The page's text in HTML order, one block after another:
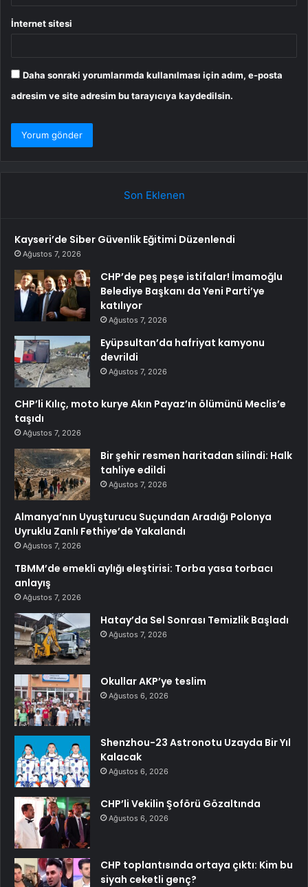
İnternet sitesi
Daha sonraki yorumlarımda kullanılması için adım, e-posta
adresim ve site adresim bu tarayıcıya kaydedilsin.
Son Eklenen
Kayseri’de Siber Güvenlik Eğitimi Düzenlendi
Ağustos 7, 2026
CHP’de peş peşe istifalar! İmamoğlu
Belediye Başkanı da Yeni Parti’ye
katılıyor
Ağustos 7, 2026
Eyüpsultan’da hafriyat kamyonu
devrildi
Ağustos 7, 2026
CHP’li Kılıç, moto kurye Akın Payaz’ın ölümünü Meclis’e
taşıdı
Ağustos 7, 2026
Bir şehir resmen haritadan silindi: Halk
tahliye edildi
Ağustos 7, 2026
Almanya’nın Uyuşturucu Suçundan Aradığı Polonya
Uyruklu Zanlı Fethiye’de Yakalandı
Ağustos 7, 2026
TBMM’de emekli aylığı eleştirisi: Torba yasa torbacı
anlayış
Ağustos 7, 2026
Hatay’da Sel Sonrası Temizlik Başladı
Ağustos 7, 2026
Okullar AKP’ye teslim
Ağustos 6, 2026
Shenzhou-23 Astronotu Uzayda Bir Yıl
Kalacak
Ağustos 6, 2026
CHP’li Vekilin Şoförü Gözaltında
Ağustos 6, 2026
CHP toplantısında ortaya çıktı: Kim bu
siyah ceketli genç?